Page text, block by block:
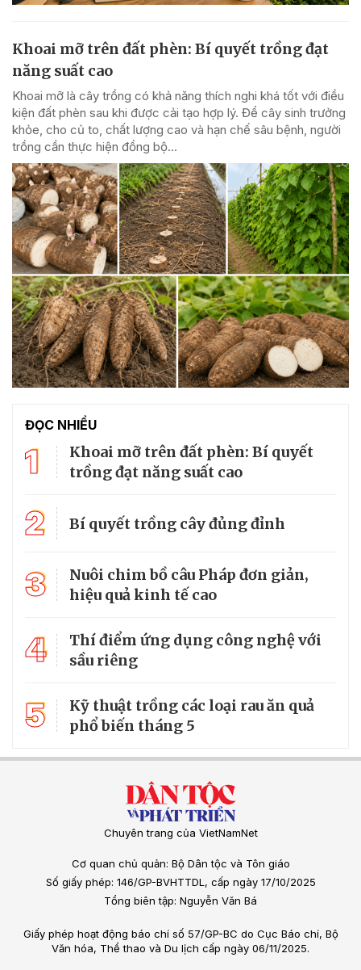
Khoai mỡ trên đất phèn: Bí quyết trồng đạt
năng suất cao
Khoai mỡ là cây trồng có khả năng thích nghi khá tốt với điều
kiện đất phèn sau khi được cải tạo hợp lý. Để cây sinh trưởng
khỏe, cho củ to, chất lượng cao và hạn chế sâu bệnh, người
trồng cần thực hiện đồng bộ...
ĐỌC NHIỀU
1
Khoai mỡ trên đất phèn: Bí quyết
trồng đạt năng suất cao
2 Bí quyết trồng cây đủng đỉnh
3
Nuôi chim bồ câu Pháp đơn giản,
hiệu quả kinh tế cao
4
Thí điểm ứng dụng công nghệ với
sầu riêng
5
Kỹ thuật trồng các loại rau ăn quả
phổ biến tháng 5
Chuyên trang của VietNamNet
Cơ quan chủ quản: Bộ Dân tộc và Tôn giáo
Số giấy phép: 146/GP-BVHTTDL, cấp ngày 17/10/2025
Tổng biên tập: Nguyễn Văn Bá
Giấy phép hoạt động báo chí số 57/GP-BC do Cục Báo chí, Bộ
Văn hóa, Thể thao và Du lịch cấp ngày 06/11/2025.